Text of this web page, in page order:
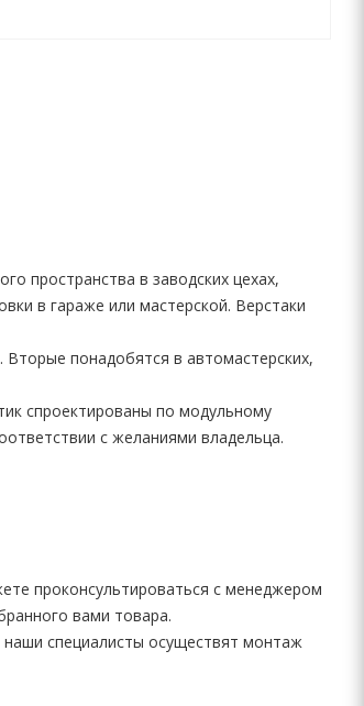
пространства в заводских цехах,
в гараже или мастерской. Верстаки
понадобятся в автомастерских,
спроектированы по модульному
с желаниями владельца.
проконсультироваться с менеджером
вами товара.
наши специалисты осуществят монтаж